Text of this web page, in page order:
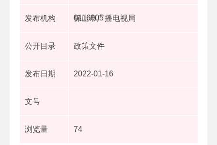
0116005
发布机构 保山市广播电视局
公开目录 政策文件
发布日期 2022-01-16
文号
浏览量 74